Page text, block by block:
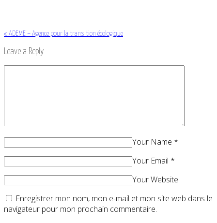
« ADEME – Agence pour la transition écologique
Leave a Reply
Your Name *
Your Email *
Your Website
Enregistrer mon nom, mon e-mail et mon site web dans le
navigateur pour mon prochain commentaire.